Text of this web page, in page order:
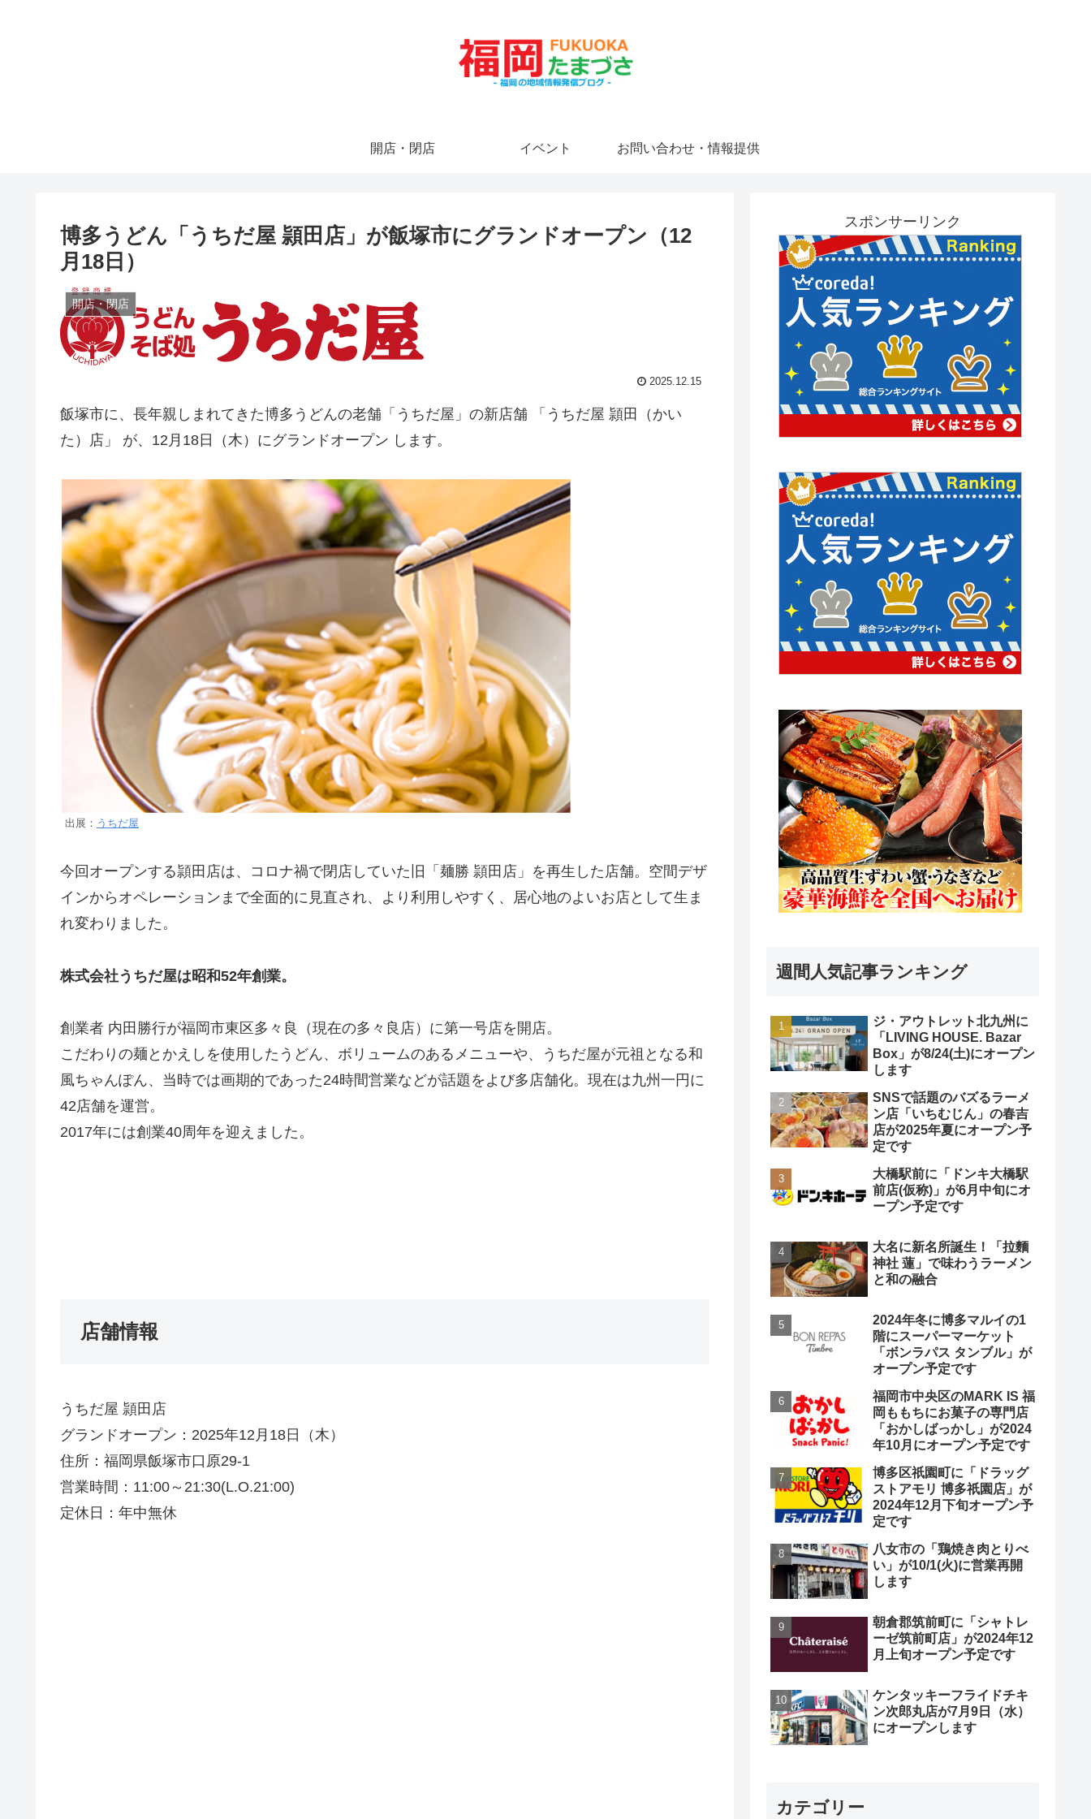
開店・閉店 イベント お問い合わせ・情報提供
博多うどん「うちだ屋 頴田店」が飯塚市にグランドオープン（12
月18日）
開店・閉店
2025.12.15
飯塚市に、長年親しまれてきた博多うどんの老舗「うちだ屋」の新店舗 「うちだ屋 頴田（かい
た）店」 が、12月18日（木）にグランドオープン します。
出展： うちだ屋
今回オープンする頴田店は、コロナ禍で閉店していた旧「麺勝 頴田店」を再生した店舗。空間デザ
インからオペレーションまで全面的に見直され、より利用しやすく、居心地のよいお店として生ま
れ変わりました。
株式会社うちだ屋は昭和52年創業。
創業者 内田勝行が福岡市東区多々良（現在の多々良店）に第一号店を開店。
こだわりの麺とかえしを使用したうどん、ボリュームのあるメニューや、うちだ屋が元祖となる和
風ちゃんぽん、当時では画期的であった24時間営業などが話題をよび多店舗化。現在は九州一円に
42店舗を運営。
2017年には創業40周年を迎えました。
店舗情報
うちだ屋 頴田店
グランドオープン：2025年12月18日（木）
住所：福岡県飯塚市口原29-1
営業時間：11:00～21:30(L.O.21:00)
定休日：年中無休
スポンサーリンク
週間人気記事ランキング
ジ・アウトレット北九州に
「LIVING HOUSE. Bazar
Box」が8/24(土)にオープン
します
SNSで話題のバズるラーメ
ン店「いちむじん」の春吉
店が2025年夏にオープン予
定です
大橋駅前に「ドンキ大橋駅
前店(仮称)」が6月中旬にオ
ープン予定です
大名に新名所誕生！「拉麵
神社 蓮」で味わうラーメン
と和の融合
2024年冬に博多マルイの1
階にスーパーマーケット
「ボンラパス タンブル」が
オープン予定です
福岡市中央区のMARK IS 福
岡ももちにお菓子の専門店
「おかしばっかし」が2024
年10月にオープン予定です
博多区祇園町に「ドラッグ
ストアモリ 博多祇園店」が
2024年12月下旬オープン予
定です
八女市の「鶏焼き肉とりべ
い」が10/1(火)に営業再開
します
朝倉郡筑前町に「シャトレ
ーゼ筑前町店」が2024年12
月上旬オープン予定です
ケンタッキーフライドチキ
ン次郎丸店が7月9日（水）
にオープンします
カテゴリー